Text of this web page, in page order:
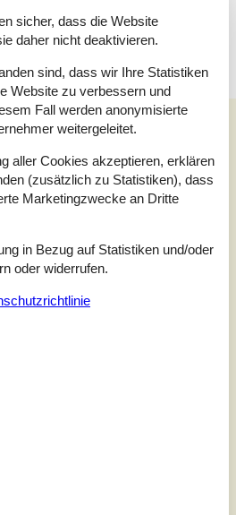
Bei Nichtbeachtung dieses
mindestens EUR 420,- erhoben.
Externe Bewertungen
Bezogen auf1Bewertung
ist vom 06.02.2023
sicher, dass die Website
daher nicht deaktivieren.
sind, dass wir Ihre Statistiken
Website zu verbessern und
Fall werden anonymisierte
weitergeleitet.
aller Cookies akzeptieren, erklären
(zusätzlich zu Statistiken), dass
Marketingzwecke an Dritte
in Bezug auf Statistiken und/oder
oder widerrufen.